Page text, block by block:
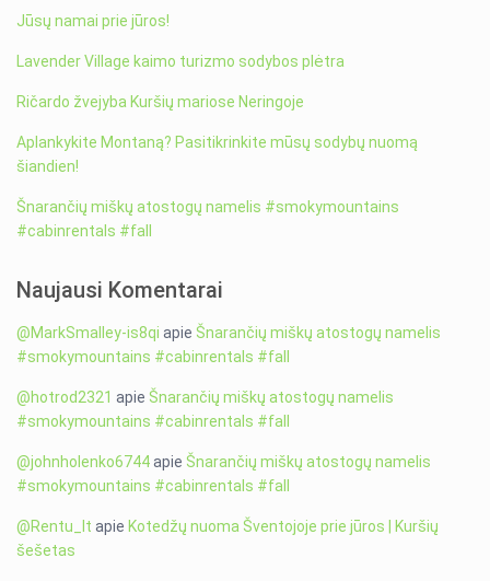
Jūsų namai prie jūros!
Lavender Village kaimo turizmo sodybos plėtra
Ričardo žvejyba Kuršių mariose Neringoje
Aplankykite Montaną? Pasitikrinkite mūsų sodybų nuomą
šiandien!
Šnarančių miškų atostogų namelis #smokymountains
#cabinrentals #fall
Naujausi Komentarai
@MarkSmalley-is8qi apie Šnarančių miškų atostogų namelis
#smokymountains #cabinrentals #fall
@hotrod2321 apie Šnarančių miškų atostogų namelis
#smokymountains #cabinrentals #fall
@johnholenko6744apie Šnarančių miškų atostogų namelis
#smokymountains #cabinrentals #fall
@Rentu_lt apie Kotedžų nuoma Šventojoje prie jūros | Kuršių
šešetas